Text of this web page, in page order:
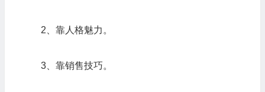
2、靠人格魅力。
3、靠销售技巧。